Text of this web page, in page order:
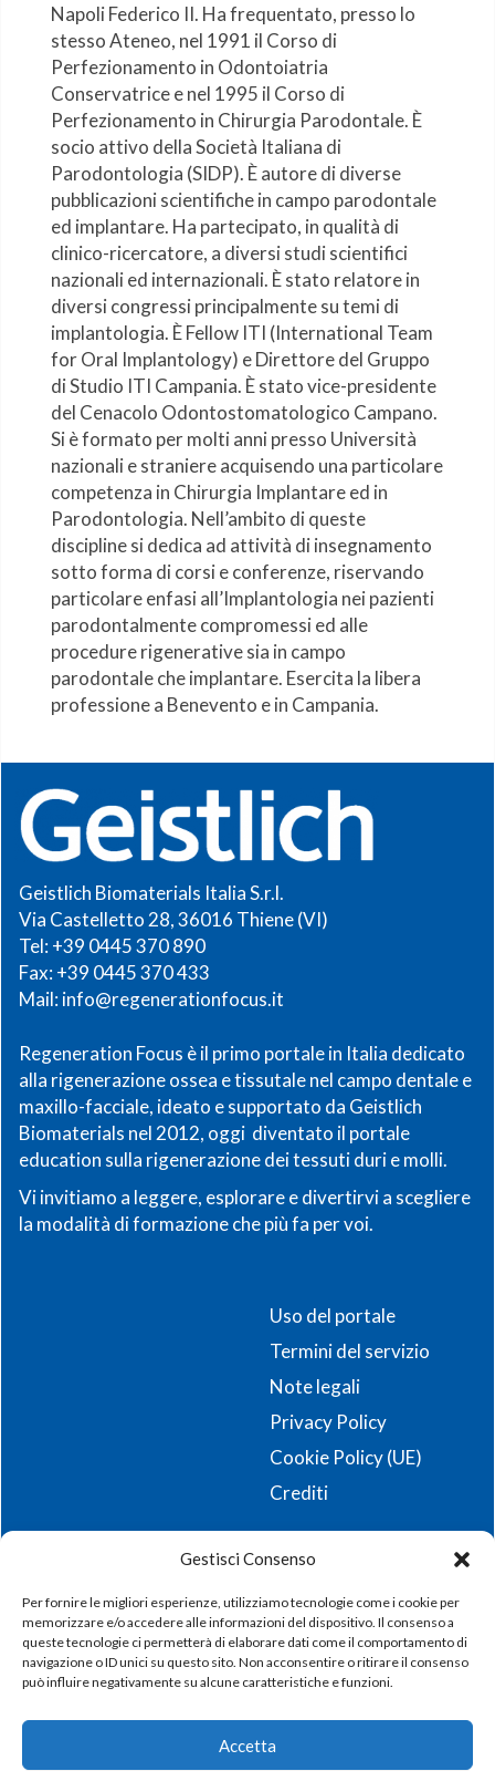
Gestisci Consenso
Per fornire le migliori esperienze, utilizziamo tecnologie come i cookie per
memorizzare e/o accedere alle informazioni del dispositivo. Il consenso a
queste tecnologie ci permetterà di elaborare dati come il comportamento di
navigazione o ID unici su questo sito. Non acconsentire o ritirare il consenso
può influire negativamente su alcune caratteristiche e funzioni.
Accetta
Napoli Federico II. Ha frequentato, presso lo
stesso Ateneo, nel 1991 il Corso di
Perfezionamento in Odontoiatria
Conservatrice e nel 1995 il Corso di
Perfezionamento in Chirurgia Parodontale. È
socio attivo della Società Italiana di
Parodontologia (SIDP). È autore di diverse
pubblicazioni scientifiche in campo parodontale
ed implantare. Ha partecipato, in qualità di
clinico-ricercatore, a diversi studi scientifici
nazionali ed internazionali. È stato relatore in
diversi congressi principalmente su temi di
implantologia. È Fellow ITI (International Team
for Oral Implantology) e Direttore del Gruppo
di Studio ITI Campania. È stato vice-presidente
del Cenacolo Odontostomatologico Campano.
Si è formato per molti anni presso Università
nazionali e straniere acquisendo una particolare
competenza in Chirurgia Implantare ed in
Parodontologia. Nell’ambito di queste
discipline si dedica ad attività di insegnamento
sotto forma di corsi e conferenze, riservando
particolare enfasi all’Implantologia nei pazienti
parodontalmente compromessi ed alle
procedure rigenerative sia in campo
parodontale che implantare. Esercita la libera
professione a Benevento e in Campania.
Geistlich Biomaterials Italia S.r.l.
Via Castelletto 28, 36016 Thiene (VI)
Tel: +39 0445 370 890
Fax: +39 0445 370 433
Mail:info@regenerationfocus.it
Regeneration Focus è il primo portale in Italia dedicato
alla rigenerazione ossea e tissutale nel campo dentale e
maxillo-facciale, ideato e supportato da Geistlich
Biomaterials nel 2012, oggi diventato il portale
education sulla rigenerazione dei tessuti duri e molli.
Vi invitiamo a leggere, esplorare e divertirvi a scegliere
la modalità di formazione che più fa per voi.
Uso del portale
Termini del servizio
Note legali
Privacy Policy
Cookie Policy (UE)
Crediti
Resta aggiornato sulle ultime novità e iscriviti alla
nostra newsletter!
Registrati